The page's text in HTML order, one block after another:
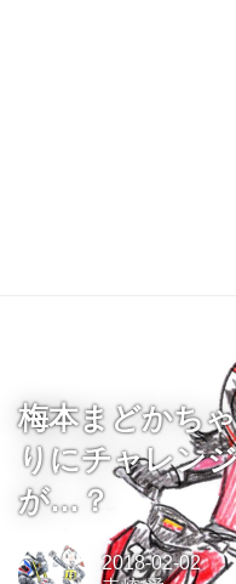
梅本まどかち
りにチャレン
が…？
2018-02-02